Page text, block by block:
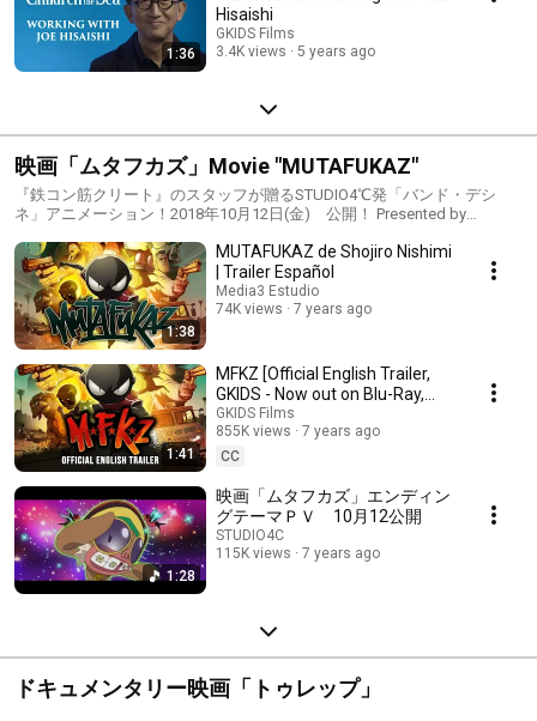
1:36
Hisaishi
GKIDS Films
3.4K views
5 years ago
映画「ムタフカズ」Movie "MUTAFUKAZ"
『鉄コン筋クリート』のスタッフが贈るSTUDIO4℃発「バンド・デシ
ネ」アニメーション！2018年10月12日(金) 公開！ Presented by
Animated Movie based on the French comics bande dessinée!
1:38
MUTAFUKAZ de Shojiro Nishimi
| Trailer Español
Media3 Estudio
74K views
7 years ago
1:41
MFKZ [Official English Trailer,
GKIDS - Now out on Blu-Ray,
DVD & Digital!]
GKIDS Films
855K views
7 years ago
CC
1:28
映画「ムタフカズ」エンディン
グテーマＰＶ 10月12公開
STUDIO4C
115K views
7 years ago
ドキュメンタリー映画「トゥレップ」